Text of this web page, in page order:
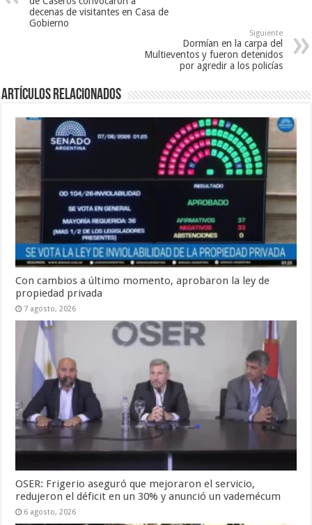
decenas de visitantes en Casa de
Gobierno
Siguiente
Dormían en la carpa del
Multieventos y fueron detenidos
por agredir a los policías
Artículos Relacionados
Con cambios a último momento, aprobaron la ley de
propiedad privada
7 agosto, 2026
OSER: Frigerio aseguró que mejoraron el servicio,
redujeron el déficit en un 30% y anunció un vademécum
6 agosto, 2026